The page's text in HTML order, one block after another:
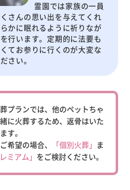
霊園では家族の一員
さんの思い出を与えてくれ
かに眠れるように祈りなが
行います。定期的に法要も
てお参りに行くのが大変な
さい。
プランでは、他のペットちゃ
に火葬するため、返骨はいた
す。
希望の場合、
「個別火葬」 ま
ミアム」 をご検討ください。